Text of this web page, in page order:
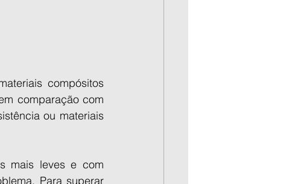
compósitos
comparação com
ou materiais
mais leves e com
Para superar